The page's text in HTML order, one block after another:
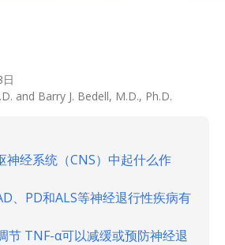
and Barry J. Bedell, M.D., Ph.D.
神经系统（CNS）中起什么作
、PD和ALS等神经退行性疾病有
节 TNF-α可以减缓或预防神经退